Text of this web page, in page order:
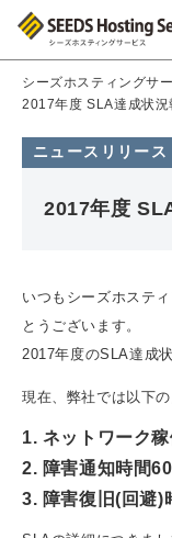
シーズホスティングサ
2017年度 SLA達成状
ニュースリリース
2017年度
いつもシーズホステ
とうございます。
2017年度のSLA達成
現在、弊社では以下
1. ネットワーク
2. 障害通知時間
3. 障害復旧(回避)